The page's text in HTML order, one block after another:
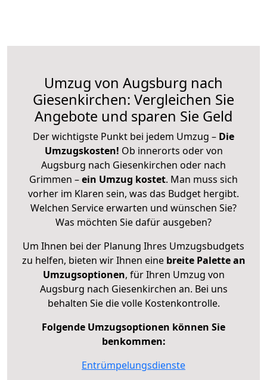
Umzug von Augsburg nach
Giesenkirchen: Vergleichen Sie
Angebote und sparen Sie Geld
Der wichtigste Punkt bei jedem Umzug – Die
Umzugskosten! Ob innerorts oder von
Augsburg nach Giesenkirchen oder nach
Grimmen –ein Umzug kostet. Man muss sich
vorher im Klaren sein, was das Budget hergibt.
Welchen Service erwarten und wünschen Sie?
Was möchten Sie dafür ausgeben?
Um Ihnen bei der Planung Ihres Umzugsbudgets
zu helfen, bieten wir Ihnen eine breite Palette an
Umzugsoptionen, für Ihren Umzug von
Augsburg nach Giesenkirchen an. Bei uns
behalten Sie die volle Kostenkontrolle.
Folgende Umzugsoptionen können Sie
benkommen:
Entrümpelungsdienste